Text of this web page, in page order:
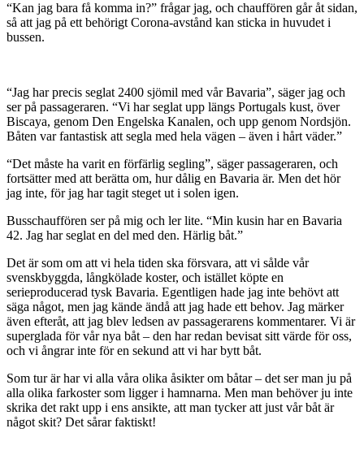
“Kan jag bara få komma in?” frågar jag, och chauffören går åt sidan,
så att jag på ett behörigt Corona-avstånd kan sticka in huvudet i
bussen.
“Jag har precis seglat 2400 sjömil med vår Bavaria”, säger jag och
ser på passageraren. “Vi har seglat upp längs Portugals kust, över
Biscaya, genom Den Engelska Kanalen, och upp genom Nordsjön.
Båten var fantastisk att segla med hela vägen – även i hårt väder.”
“Det måste ha varit en förfärlig segling”, säger passageraren, och
fortsätter med att berätta om, hur dålig en Bavaria är. Men det hör
jag inte, för jag har tagit steget ut i solen igen.
Busschauffören ser på mig och ler lite. “Min kusin har en Bavaria
42. Jag har seglat en del med den. Härlig båt.”
Det är som om att vi hela tiden ska försvara, att vi sålde vår
svenskbyggda, långkölade koster, och istället köpte en
serieproducerad tysk Bavaria. Egentligen hade jag inte behövt att
säga något, men jag kände ändå att jag hade ett behov. Jag märker
även efteråt, att jag blev ledsen av passagerarens kommentarer. Vi är
superglada för vår nya båt – den har redan bevisat sitt värde för oss,
och vi ångrar inte för en sekund att vi har bytt båt.
Som tur är har vi alla våra olika åsikter om båtar – det ser man ju på
alla olika farkoster som ligger i hamnarna. Men man behöver ju inte
skrika det rakt upp i ens ansikte, att man tycker att just vår båt är
något skit? Det sårar faktiskt!